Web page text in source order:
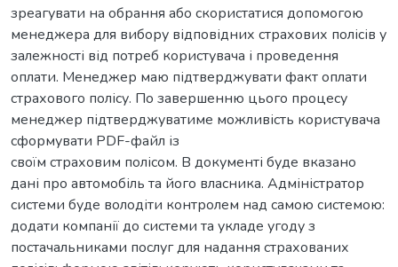
зреагувати на обрання або скористатися допомогою
менеджера для вибору відповідних страхових полісів у
залежності від потреб користувача і проведення
оплати. Менеджер маю підтверджувати факт оплати
страхового полісу. По завершенню цього процесу
менеджер підтверджуватиме можливість користувача
сформувати PDF-файл із
своїм страховим полісом. В документі буде вказано
дані про автомобіль та його власника. Адміністратор
системи буде володіти контролем над самою системою:
додати компанії до системи та укладе угоду з
постачальниками послуг для надання страхованих